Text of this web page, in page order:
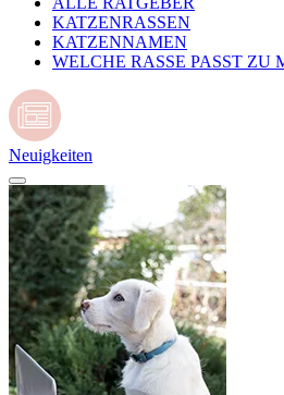
KATZENRASSEN
KATZENNAMEN
WELCHE RASSE PASST ZU
Neuigkeiten